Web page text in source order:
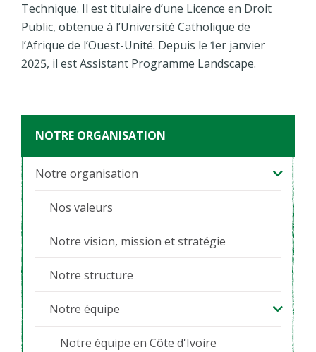
Technique. Il est titulaire d’une Licence en Droit
Public, obtenue à l’Université Catholique de
l’Afrique de l’Ouest-Unité. Depuis le 1er janvier
2025, il est Assistant Programme Landscape.
NOTRE ORGANISATION
Notre organisation
Nos valeurs
Notre vision, mission et stratégie
Notre structure
Notre équipe
Notre équipe en Côte d'Ivoire